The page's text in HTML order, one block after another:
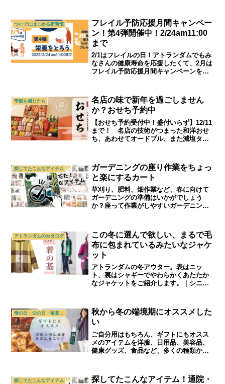
ついでにはじめる新習慣
フレイル予防応援月間キャンペー
ン！第4弾開催中！2/24am11:00
まで
2/1はフレイルの日！アトランダムでもみ
なさんの健康寿命を応援したくて、2月は
フレイル予防応援月間キャンペーンを行
シニアライフ＆シニアファッション通販
ショップ「アトランダム」
季節を感じたら
名店の味で新年を過ごしません
か？おせち予約中
【おせち予約受付中！盛付いらず】12/11
まで！ 名店の技術がつまった和洋おせ
ち、あわせてオードブル、また減塩タイ
年始にぜひご活用ください。ご予約が12
月11日までに迫っています。お急ぎくだ
さい。｜シニアライフ＆シニアファッシ
ョン通販ショップ「アトランダム」
探してたこんなアイテム
ガーデニングの座り作業をちょっ
と楽にするカート
草刈り、肥料、畑作業など、春に向けて
ガーデニングの準備はいかがでしょう
か？座って作業がしやすいガーデニング
「アトランダム」
アトランダムのカタログ
この冬に選んで欲しい、まるで毛
布に包まれているみたいなジャケ
ット
アトランダムの冬アウター。表はニッ
ト、裏はシャギーでやわらかくあたたか
なジャケットをご紹介します。｜シニア
母の日・父の日・敬老の日
秋から冬の端境期にオススメした
い
ご自分用はもちろん、ギフトにもオスス
メのアイテムを洋服、日用品、美容品、
健康グッズ、食品など、多くの種類から
販ショップ「アトランダム」
探してたこんなアイテム
探してたこんなアイテム！通院・